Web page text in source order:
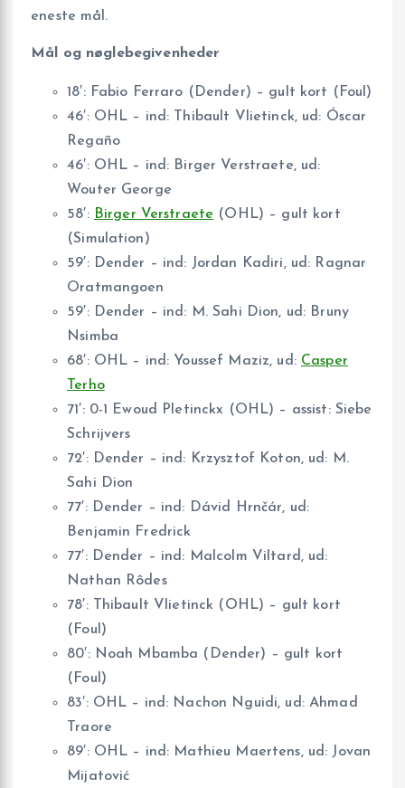
eneste mål.
Mål og nøglebegivenheder
18′: Fabio Ferraro (Dender) – gult kort (Foul)
46′: OHL – ind: Thibault Vlietinck, ud: Óscar
Regaño
46′: OHL – ind: Birger Verstraete, ud:
Wouter George
58′: Birger Verstraete (OHL) – gult kort
(Simulation)
59′: Dender – ind: Jordan Kadiri, ud: Ragnar
Oratmangoen
59′: Dender – ind: M. Sahi Dion, ud: Bruny
Nsimba
68′: OHL – ind: Youssef Maziz, ud: Casper
Terho
71′: 0-1 Ewoud Pletinckx (OHL) – assist: Siebe
Schrijvers
72′: Dender – ind: Krzysztof Koton, ud: M.
Sahi Dion
77′: Dender – ind: Dávid Hrnčár, ud:
Benjamin Fredrick
77′: Dender – ind: Malcolm Viltard, ud:
Nathan Rôdes
78′: Thibault Vlietinck (OHL) – gult kort
(Foul)
80′: Noah Mbamba (Dender) – gult kort
(Foul)
83′: OHL – ind: Nachon Nguidi, ud: Ahmad
Traore
89′: OHL – ind: Mathieu Maertens, ud: Jovan
Mijatović